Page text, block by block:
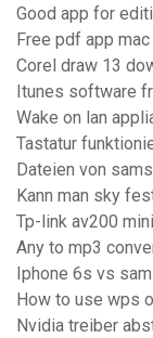
Good app for
Free pdf app mac
Corel draw 13
Itunes software
Wake on lan
Tastatur
Dateien von
Kann man sky
Tp-link av200
Any to mp3
Iphone 6s vs
How to use wps
Nvidia treiber